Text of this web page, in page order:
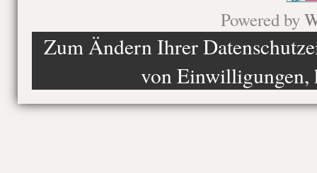
Powered by
Zum Ändern Ihrer
von